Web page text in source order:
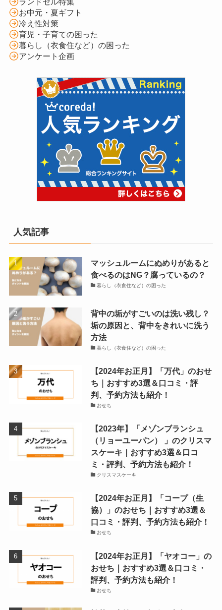
お中元・夏ギフト
冷え性対策
育児・子育ての困った
暮らし（衣食住など）の困った
アンケート企画
人気記事
マッシュルームにぬめりがあると
食べるのはNG？腐っているの？
暮らし（衣食住など）の困った
背中の垢がすごいのは洗い残し？
垢の原因と、背中をきれいに洗う
方法
暮らし（衣食住など）の困った
【2024年お正月】「万代」のおせ
ち｜おすすめ3選＆口コミ・評
判、予約方法も紹介！
おせち
【2023年】「メゾンブランシュ
（リョーユーパン） 」のクリスマ
スケーキ｜おすすめ3選＆口コ
ミ・評判、予約方法も紹介！
クリスマスケーキ
【2024年お正月】「コープ（生
協）」のおせち｜おすすめ3選＆
口コミ・評判、予約方法も紹介！
おせち
【2024年お正月】「ヤオコー」の
おせち｜おすすめ3選＆口コミ・
評判、予約方法も紹介！
おせち